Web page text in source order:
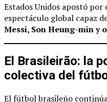
Estados Unidos apostó
espectáculo global capaz
Messi, Son Heung-min y
El Brasileirão: la
colectiva del
El fútbol brasileño